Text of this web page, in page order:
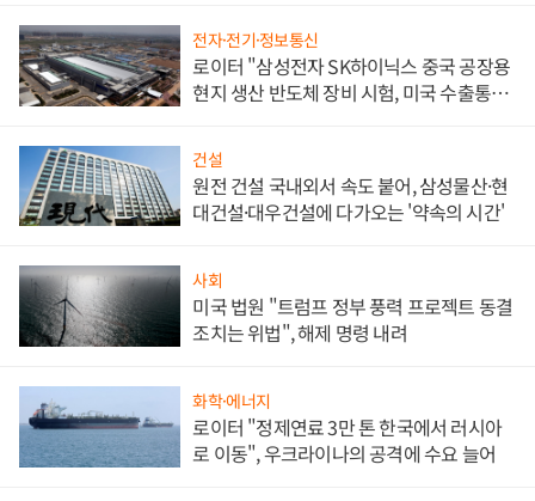
전자·전기·정보통신
로이터 "삼성전자 SK하이닉스 중국 공장용
현지 생산 반도체 장비 시험, 미국 수출통제
건설
원전 건설 국내외서 속도 붙어, 삼성물산·현
대건설·대우건설에 다가오는 '약속의 시간'
사회
미국 법원 "트럼프 정부 풍력 프로젝트 동결
조치는 위법", 해제 명령 내려
화학·에너지
로이터 "정제연료 3만 톤 한국에서 러시아
로 이동", 우크라이나의 공격에 수요 늘어